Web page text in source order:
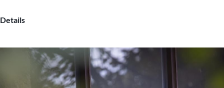
Details